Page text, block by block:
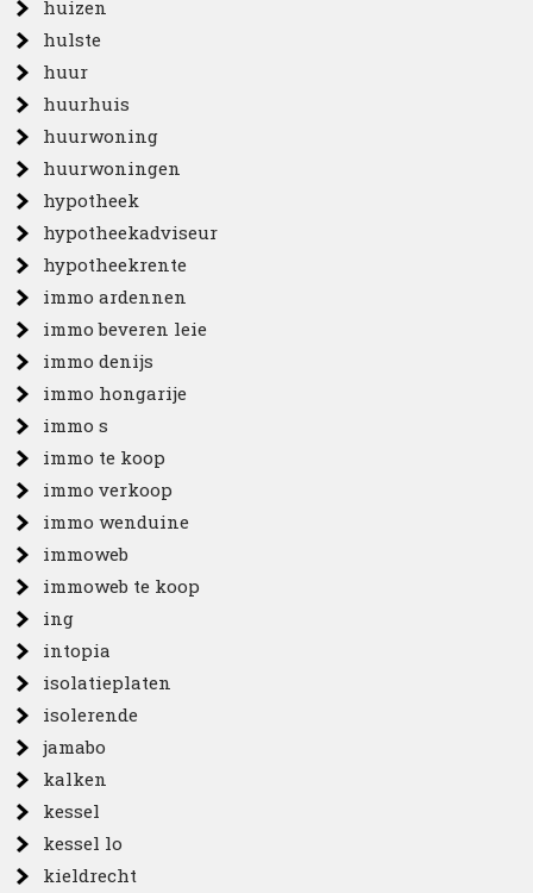
huizen
hulste
huur
huurhuis
huurwoning
huurwoningen
hypotheek
hypotheekadviseur
hypotheekrente
immo ardennen
immo beveren leie
immo denijs
immo hongarije
immo s
immo te koop
immo verkoop
immo wenduine
immoweb
immoweb te koop
ing
intopia
isolatieplaten
isolerende
jamabo
kalken
kessel
kessel lo
kieldrecht